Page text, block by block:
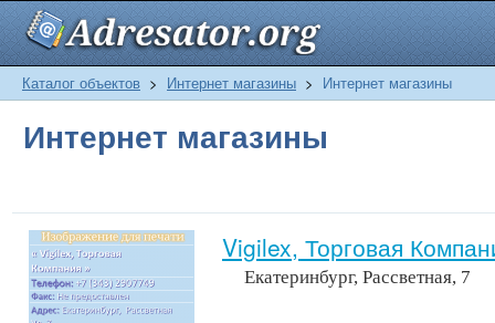
Каталог объектов > Интернет магазины > Интернет магазины
Интернет магазины
Vigilex, Торговая
Екатеринбург, Рассветная, 7